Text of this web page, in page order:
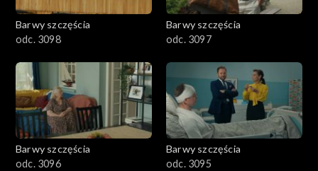
2701–2800
2501–2600
2401–2500
2301–2400
Barwy szczęścia
odc. 3098
Barwy szczęścia
odc. 3097
Barwy szczęścia
odc. 3096
Barwy szczęścia
odc. 3095